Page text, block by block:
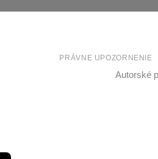
PRÁVNE UPOZORNENIE
Autorské